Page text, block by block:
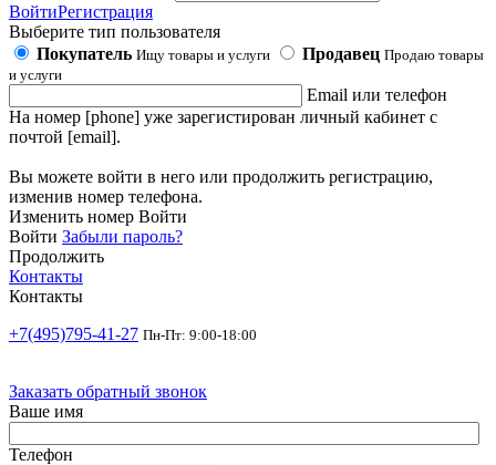
ВойтиРегистрация
Выберите тип пользователя
Покупатель Ищу товары и услуги Продавец Продаю товары
и услуги
Email или телефон
На номер [phone] уже зарегистирован личный кабинет с
почтой [email].
Вы можете войти в него или продолжить регистрацию,
изменив номер телефона.
Изменить номер Войти
Войти Забыли пароль?
Продолжить
Контакты
Контакты
+7(495)795-41-27 Пн-Пт: 9:00-18:00
Заказать обратный звонок
Ваше имя
Телефон